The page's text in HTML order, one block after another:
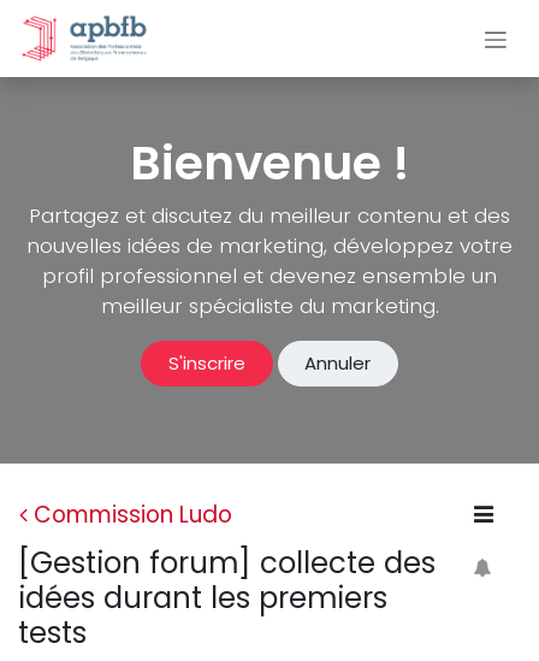
Se rendre au contenu
Bienvenue !
Partagez et discutez du meilleur contenu et des
nouvelles idées de marketing, développez votre
profil professionnel et devenez ensemble un
meilleur spécialiste du marketing.
S'inscrire Annuler
Commission Ludo
[Gestion forum] collecte des
idées durant les premiers
tests